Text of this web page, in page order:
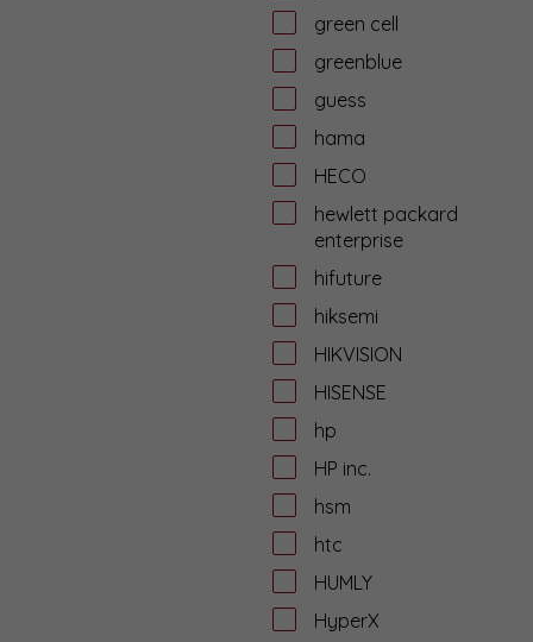
green cell
greenblue
guess
hama
HECO
hewlett packard
enterprise
hifuture
hiksemi
HIKVISION
HISENSE
hp
HP inc.
hsm
htc
HUMLY
HyperX